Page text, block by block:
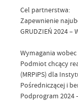
Cel partnerstwa:
Zapewnienie
GRUDZIEŃ 2024 –
Wymagania
Podmiot chcący
(MRPiPS) dla
Pośredniczącej i
Podprogram 2024